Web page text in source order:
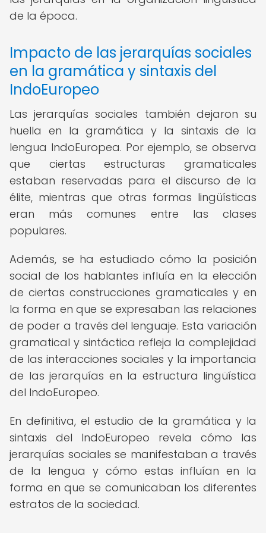
de la época.
Impacto de las jerarquías sociales
en la gramática y sintaxis del
IndoEuropeo
Las jerarquías sociales también dejaron su
huella en la gramática y la sintaxis de la
lengua IndoEuropea. Por ejemplo, se observa
que ciertas estructuras gramaticales
estaban reservadas para el discurso de la
élite, mientras que otras formas lingüísticas
eran más comunes entre las clases
populares.
Además, se ha estudiado cómo la posición
social de los hablantes influía en la elección
de ciertas construcciones gramaticales y en
la forma en que se expresaban las relaciones
de poder a través del lenguaje. Esta variación
gramatical y sintáctica refleja la complejidad
de las interacciones sociales y la importancia
de las jerarquías en la estructura lingüística
del IndoEuropeo.
En definitiva, el estudio de la gramática y la
sintaxis del IndoEuropeo revela cómo las
jerarquías sociales se manifestaban a través
de la lengua y cómo estas influían en la
forma en que se comunicaban los diferentes
estratos de la sociedad.